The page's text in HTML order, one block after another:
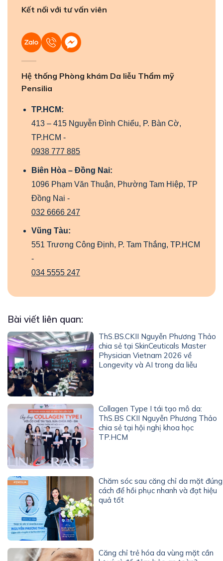
Kết nối với tư vấn viên
Hệ thống Phòng khám Da liễu Thẩm mỹ
Pensilia
TP.HCM:
413 – 415 Nguyễn Đình Chiểu, P. Bàn Cờ,
TP.HCM -
0938 777 885
Biên Hòa – Đồng Nai:
1096 Phạm Văn Thuận, Phường Tam Hiệp, TP
Đồng Nai -
032 6666 247
Vũng Tàu:
551 Trương Công Định, P. Tam Thắng, TP.HCM
-
034 5555 247
Bài viết liên quan:
ThS.BS.CKII Nguyễn Phương Thảo
chia sẻ tại SkinCeuticals Master
Physician Vietnam 2026 về
Longevity và AI trong da liễu
Collagen Type I tái tạo mô da:
ThS.BS CKII Nguyễn Phương Thảo
chia sẻ tại hội nghị khoa học
TP.HCM
Chăm sóc sau căng chỉ da mặt đúng
cách để hồi phục nhanh và đạt hiệu
quả tốt
Căng chỉ trẻ hóa da vùng mặt cần